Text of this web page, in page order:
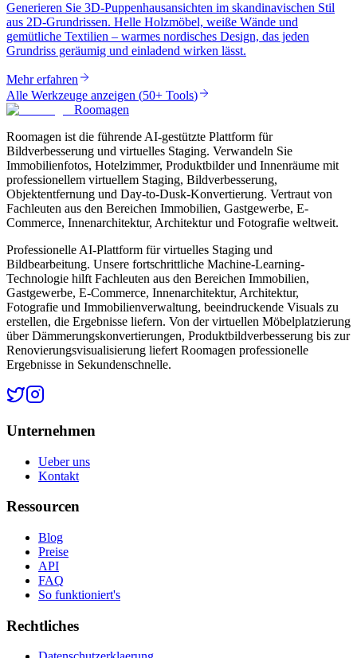
Generieren Sie 3D-Puppenhausansichten im skandinavischen Stil
aus 2D-Grundrissen. Helle Holzmöbel, weiße Wände und
gemütliche Textilien – warmes nordisches Design, das jeden
Grundriss geräumig und einladend wirken lässt.
Mehr erfahren
Alle Werkzeuge anzeigen (50+ Tools)
Roomagen
Roomagen ist die führende AI-gestützte Plattform für
Bildverbesserung und virtuelles Staging. Verwandeln Sie
Immobilienfotos, Hotelzimmer, Produktbilder und Innenräume mit
professionellem virtuellem Staging, Bildverbesserung,
Objektentfernung und Day-to-Dusk-Konvertierung. Vertraut von
Fachleuten aus den Bereichen Immobilien, Gastgewerbe, E-
Commerce, Innenarchitektur, Architektur und Fotografie weltweit.
Professionelle AI-Plattform für virtuelles Staging und
Bildbearbeitung. Unsere fortschrittliche Machine-Learning-
Technologie hilft Fachleuten aus den Bereichen Immobilien,
Gastgewerbe, E-Commerce, Innenarchitektur, Architektur,
Fotografie und Immobilienverwaltung, beeindruckende Visuals zu
erstellen, die Ergebnisse liefern. Von der virtuellen Möbelplatzierung
über Dämmerungskonvertierungen, Produktbildverbesserung bis zur
Renovierungsvisualisierung liefert Roomagen professionelle
Ergebnisse in Sekundenschnelle.
Unternehmen
Ueber uns
Kontakt
Ressourcen
Blog
Preise
API
FAQ
So funktioniert's
Rechtliches